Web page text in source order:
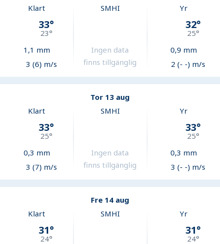
Klart
33°
23°
1,1 mm
3 (6) m/s
SMHI
Ingen data
finns tillgänglig
Yr
32°
25°
0,9 mm
2 (- -) m/s
Tor 13 aug
Klart
33°
25°
0,3 mm
3 (7) m/s
SMHI
Ingen data
finns tillgänglig
Yr
33°
25°
0,3 mm
3 (- -) m/s
Fre 14 aug
Klart
31°
24°
SMHI Yr
31°
24°